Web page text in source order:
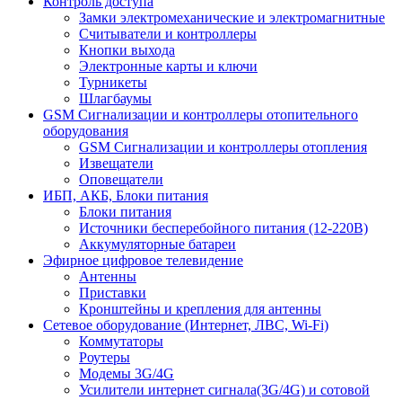
Замки электромеханические и электромагнитные
Считыватели и контроллеры
Кнопки выхода
Электронные карты и ключи
Турникеты
Шлагбаумы
GSM Сигнализации и контроллеры отопительного
оборудования
GSM Сигнализации и контроллеры отопления
Извещатели
Оповещатели
ИБП, АКБ, Блоки питания
Блоки питания
Источники бесперебойного питания (12-220В)
Аккумуляторные батареи
Эфирное цифровое телевидение
Антенны
Приставки
Кронштейны и крепления для антенны
Сетевое оборудование (Интернет, ЛВС, Wi-Fi)
Коммутаторы
Роутеры
Модемы 3G/4G
Усилители интернет сигнала(3G/4G) и сотовой